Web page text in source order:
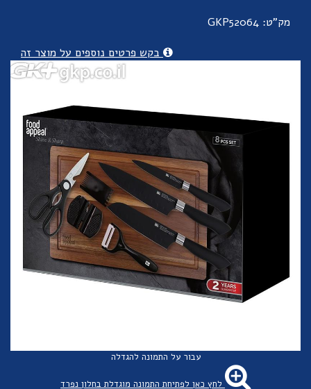
מק"ט: GKP52064
בקש פרטים נוספים על מוצר זה
עבור על התמונה להגדלה
לחץ כאן לפתיחת התמונה מוגדלת בחלון נפרד